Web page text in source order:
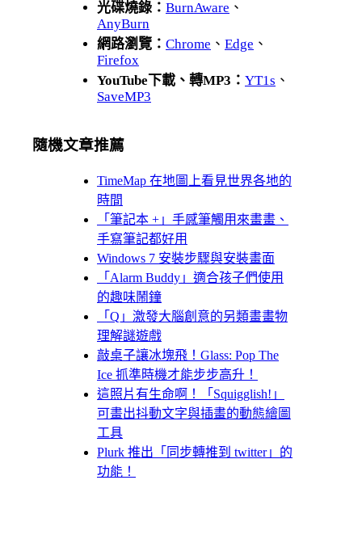
光碟燒錄： BurnAware 、
AnyBurn
網路瀏覽： Chrome 、 Edge 、
Firefox
YouTube下載、轉MP3： YT1s 、
SaveMP3
隨機文章推薦
TimeMap 在地圖上看見世界各地的
時間
「筆記本 +」手感筆觸用來畫畫、
手寫筆記都好用
Windows 7 安裝步驟與安裝畫面
「Alarm Buddy」適合孩子們使用
的趣味鬧鐘
「Q」激發大腦創意的另類畫畫物
理解謎遊戲
敲桌子讓冰塊飛！Glass: Pop The
Ice 抓準時機才能步步高升！
這照片有生命啊！「Squigglish!」
可畫出抖動文字與插畫的動態繪圖
工具
Plurk 推出「同步轉推到 twitter」的
功能！